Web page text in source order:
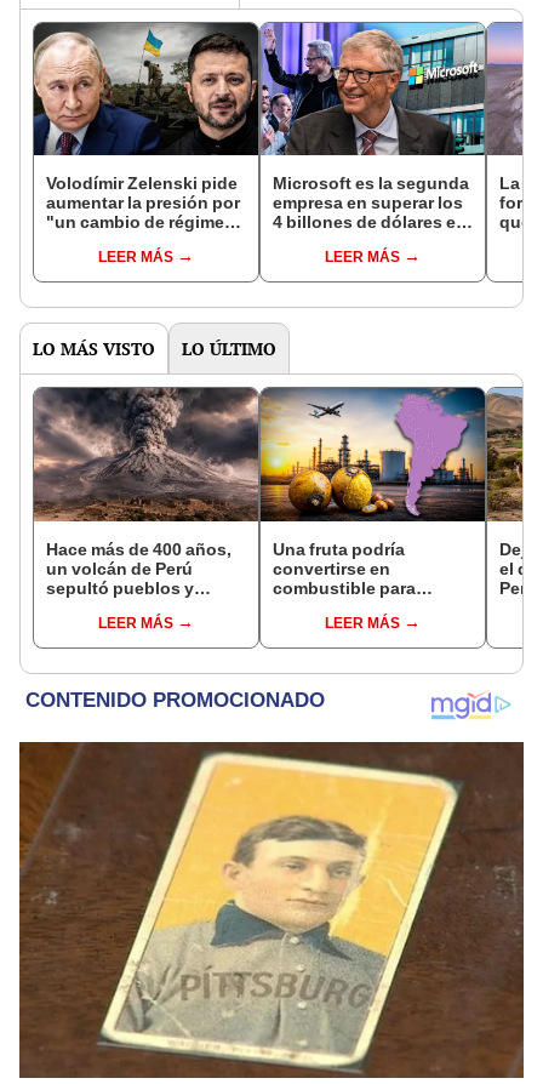
Volodímir Zelenski pide
aumentar la presión por
"un cambio de régimen
bombardeo en Kiev
LEER MÁS
Microsoft es la segunda
empresa en superar los
4 billones de dólares en
de NvidiaLEER MÁS
La
que
LO MÁS VISTO LO ÚLTIMO
Hace más de 400 años,
un volcán de Perú
sepultó pueblos y
veranos más fríos de la
historia: sigue bajo
LEER MÁS
Una fruta podría
convertirse en
combustible para
América Latina invertirá
US$3.000 millones en el
LEER MÁS
Dejó
el